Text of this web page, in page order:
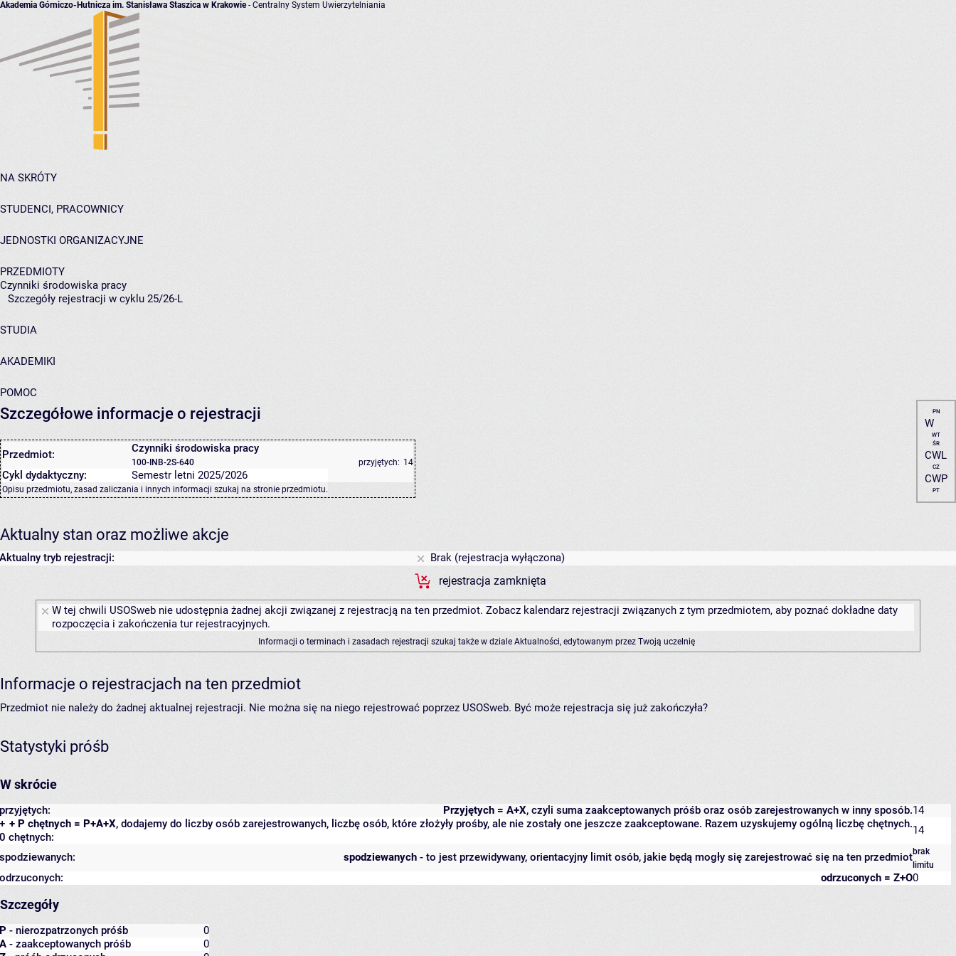
Akademia Górniczo-Hutnicza im. Stanisława Staszica w Krakowie- Centralny System Uwierzytelniania
NA SKRÓTY
STUDENCI, PRACOWNICY
JEDNOSTKI ORGANIZACYJNE
PRZEDMIOTY
Czynniki środowiska pracy
Szczegóły rejestracji w cyklu 25/26-L
STUDIA
AKADEMIKI
POMOC
Szczegółowe informacje o rejestracji
Przedmiot: Czynniki środowiska pracy
100-INB-2S-640 przyjętych: 14
Cykl dydaktyczny: Semestr letni 2025/2026
Opisu przedmiotu, zasad zaliczania i innych informacji szukaj na stronie przedmiotu.
PN
W
WT
ŚR
CWL
CZ
CWP
PT
Aktualny stan oraz możliwe akcje
Aktualny tryb rejestracji:
Brak (rejestracja wyłączona)
rejestracja zamknięta
W tej chwili USOSweb nie udostępnia żadnej akcji związanej z rejestracją na ten przedmiot. Zobacz kalendarz rejestracji związanych z tym przedmiotem, aby poznać dokładne daty
rozpoczęcia i zakończenia tur rejestracyjnych.
Informacji o terminach i zasadach rejestracji szukaj także w dziale Aktualności, edytowanym przez Twoją uczelnię
Informacje o rejestracjach na ten przedmiot
Przedmiot nie należy do żadnej aktualnej rejestracji. Nie można się na niego rejestrować poprzez USOSweb. Być może rejestracja się już zakończyła?
Statystyki próśb
W skrócie
Przyjętych = A+X, czyli suma zaakceptowanych próśb oraz osób zarejestrowanych w inny sposób.
przyjętych:
14
+ P chętnych = P+A+X, dodajemy do liczby osób zarejestrowanych, liczbę osób, które złożyły prośby, ale nie zostały one jeszcze zaakceptowane. Razem uzyskujemy ogólną liczbę chętnych.
+
0 chętnych:
14
spodziewanych - to jest przewidywany, orientacyjny limit osób, jakie będą mogły się zarejestrować się na ten przedmiot
spodziewanych:
brak
limitu
odrzuconych = Z+O
odrzuconych: 0
Szczegóły
P - nierozpatrzonych próśb
0
A - zaakceptowanych próśb
0